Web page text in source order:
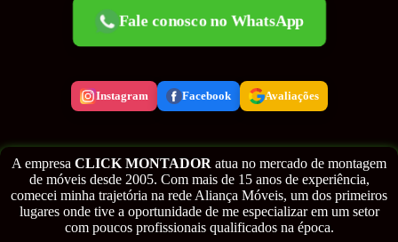
Fale conosco no WhatsApp
Instagram Facebook Avaliações
A empresa CLICK MONTADOR atua no mercado de montagem
de móveis desde 2005. Com mais de 15 anos de experiência,
comecei minha trajetória na rede Aliança Móveis, um dos primeiros
lugares onde tive a oportunidade de me especializar em um setor
com poucos profissionais qualificados na época.